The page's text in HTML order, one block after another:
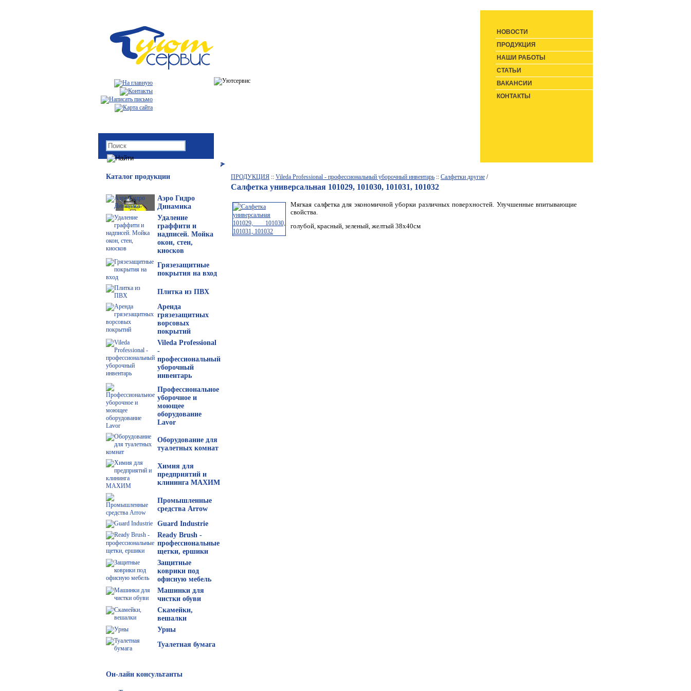
НОВОСТИ
ПРОДУКЦИЯ
НАШИ РАБОТЫ
СТАТЬИ
ВАКАНСИИ
КОНТАКТЫ
Каталог продукции
Аэро Гидро
Динамика
Удаление
граффити и
надписей. Мойка
окон, стен,
киосков
Грязезащитные
покрытия на вход
Плитка из ПВХ
Аренда
грязезащитных
ворсовых
покрытий
Vileda Professional
-
профессиональный
уборочный
инвентарь
Профессиональное
уборочное и
моющее
оборудование
Lavor
Оборудование для
туалетных комнат
Химия для
предприятий и
клининга МАХИМ
Промышленные
средства Arrow
Guard Industrie
Ready Brush -
профессиональные
щетки, ершики
Защитные
коврики под
офисную мебель
Машинки для
чистки обуви
Скамейки,
вешалки
Урны
Туалетная бумага
Он-лайн консультанты
ПРОДУКЦИЯ :: Vileda Professional - профессиональный уборочный инвентарь :: Салфетки другие /
Салфетка универсальная 101029, 101030, 101031, 101032
Мягкая салфетка для экономичной уборки различных поверхностей. Улучшенные впитывающие
свойства.
голубой, красный, зеленый, желтый 38х40см